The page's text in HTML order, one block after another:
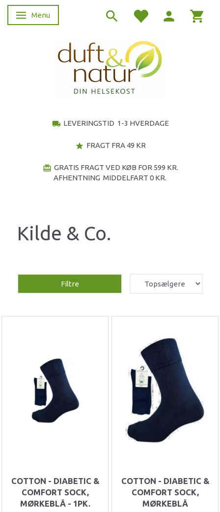
Skifte navigation
Menu
local_shipping LEVERINGSTID 1-3 HVERDAGE
star FRAGT FRA 49 KR
redeem GRATIS FRAGT VED KØB FOR 599 KR.
AFHENTNING MIDDELFART 0 KR.
Kilde & Co.
Filtre
COTTON - DIABETIC &
COMFORT SOCK,
MØRKEBLÅ - 1PK.
COTTON - DIABETIC &
COMFORT SOCK,
MØRKEBLÅ